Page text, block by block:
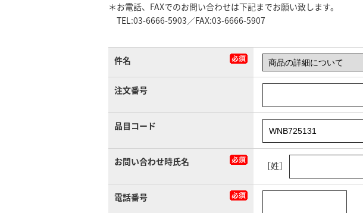
＊お電話、FAXでのお問い合わせは下記までお願い致します。
TEL:03-6666-5903／FAX:03-6666-5907
件名
注文番号
品目コード
お問い合わせ時氏名 ［姓］
電話番号